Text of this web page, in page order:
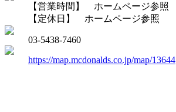
【営業時間】 ホームページ参照
【定休日】 ホームページ参照
03-5438-7460
https://map.mcdonalds.co.jp/map/13644